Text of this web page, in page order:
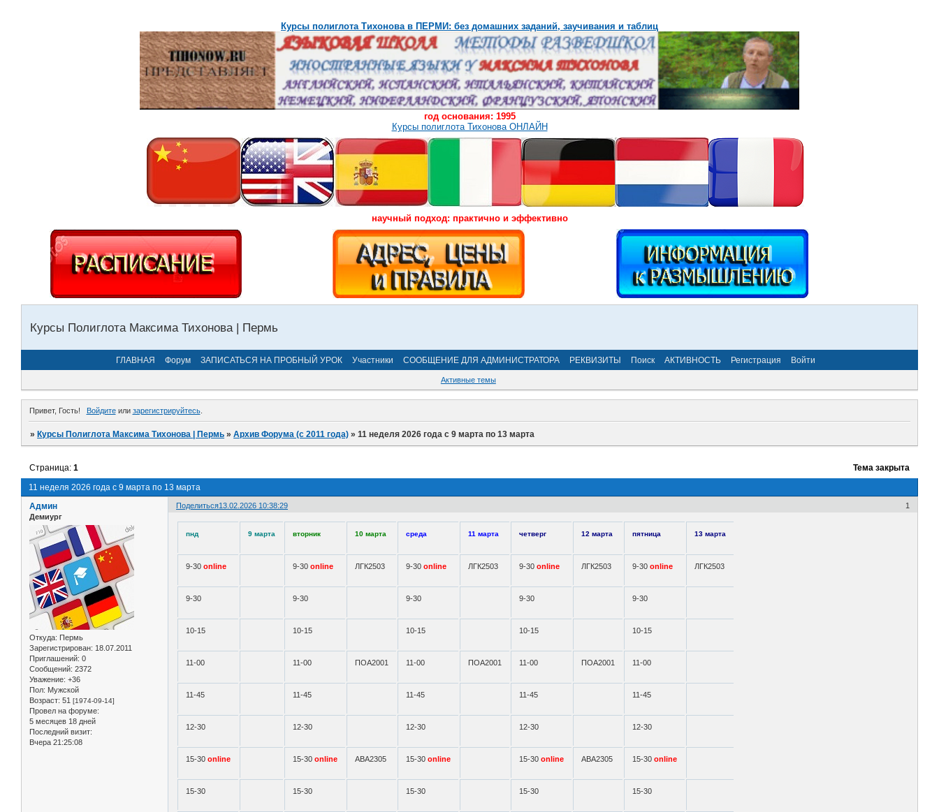
Курсы полиглота Тихонова в ПЕРМИ: без домашних заданий, заучивания и таблиц
год основания: 1995
Курсы полиглота Тихонова ОНЛАЙН
научный подход: практично и эффективно
Курсы Полиглота Максима Тихонова | Пермь
ГЛАВНАЯ Форум ЗАПИСАТЬСЯ НА ПРОБНЫЙ УРОК Участники СООБЩЕНИЕ ДЛЯ АДМИНИСТРАТОРА РЕКВИЗИТЫ Поиск АКТИВНОСТЬ Регистрация Войти
Активные темы
Привет, Гость! Войдитеили зарегистрируйтесь.
»Курсы Полиглота Максима Тихонова | Пермь »Архив Форума (с 2011 года) »11 неделя 2026 года с 9 марта по 13 марта
11 неделя 2026 года с 9 марта по 13 марта
Страница:1 Тема закрыта
Поделиться 1
13.02.2026 10:38:29
Админ
Демиург
Откуда: Пермь
Зарегистрирован: 18.07.2011
Приглашений: 0
Сообщений: 2372
Уважение: +36
Пол: Мужской
Возраст: 51 [1974-09-14]
Провел на форуме:
5 месяцев 18 дней
Последний визит:
Вчера 21:25:08
пнд 9 марта вторник 10 марта среда 11 марта четверг 12 марта пятница 13 марта
9-30online 9-30online ЛГК2503 9-30online ЛГК2503 9-30online ЛГК2503 9-30online ЛГК2503
9-30 9-30 9-30 9-30 9-30
10-15 10-15 10-15 10-15 10-15
11-00 11-00 ПОА2001 11-00 ПОА2001 11-00 ПОА2001 11-00
11-45 11-45 11-45 11-45 11-45
12-30 12-30 12-30 12-30 12-30
15-30online 15-30online АВА2305 15-30online 15-30online АВА2305 15-30online
15-30 15-30 15-30 15-30 15-30